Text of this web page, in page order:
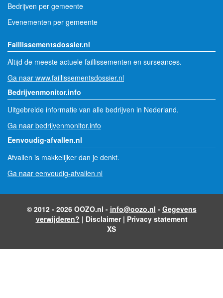
Bedrijven per gemeente
Evenementen per gemeente
Faillissementsdossier.nl
Altijd de meeste actuele faillissementen en surseances.
Ga naar www.faillissementsdossier.nl
Bedrijvenmonitor.info
Uitgebreide informatie van alle bedrijven in Nederland.
Ga naar bedrijvenmonitor.info
Eenvoudig-afvallen.nl
Afvallen is makkelijker dan je denkt.
Ga naar eenvoudig-afvallen.nl
© 2012 - 2026 OOZO.nl - info@oozo.nl - Gegevens
verwijderen? | Disclaimer| Privacy statement
XS